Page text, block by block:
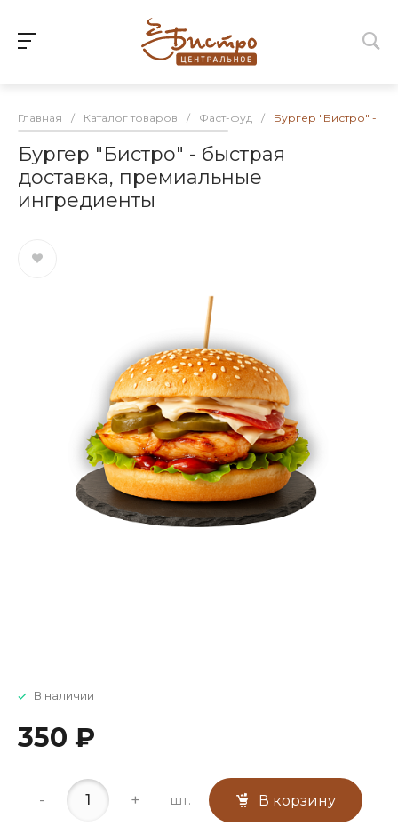
Главная / Каталог товаров / Фаст-фуд / Бургер "Бистро" -
Бургер "Бистро" - быстрая
доставка, премиальные
ингредиенты
В наличии
350 ₽
- + шт. В корзину